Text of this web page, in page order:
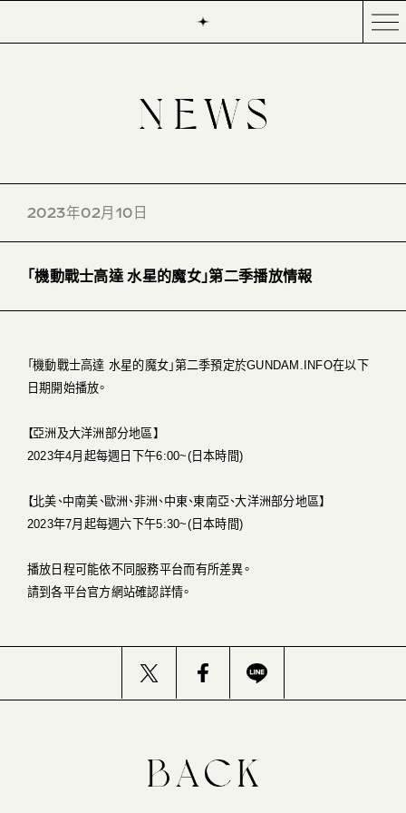
2023年02月10日
「機動戰士高達 水星的魔女」第二季播放情報
「機動戰士高達 水星的魔女」第二季預定於GUNDAM.INFO在以下
日期開始播放。
【亞洲及大洋洲部分地區】
2023年4月起每週日下午6:00~(日本時間)
【北美、中南美、歐洲、非洲、中東、東南亞、大洋洲部分地區】
2023年7月起每週六下午5:30~(日本時間)
播放日程可能依不同服務平台而有所差異。
請到各平台官方網站確認詳情。